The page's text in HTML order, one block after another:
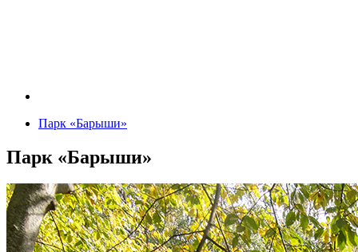
Парк «Барыши»
Парк «Барыши»